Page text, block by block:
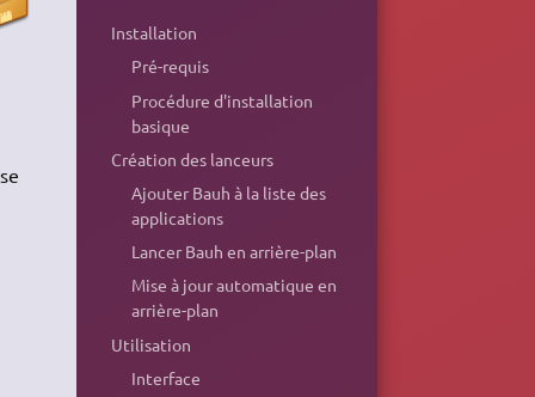
Installation
Pré-requis
Procédure d'installation
basique
Création des lanceurs
Ajouter Bauh à la liste des
applications
Lancer Bauh en arrière-plan
Mise à jour automatique en
arrière-plan
Utilisation
Interface